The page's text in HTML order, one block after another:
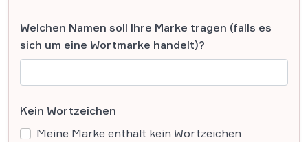
Welchen Namen soll Ihre Marke tragen (falls es
sich um eine Wortmarke handelt)?
Kein Wortzeichen
Meine Marke enthält kein Wortzeichen